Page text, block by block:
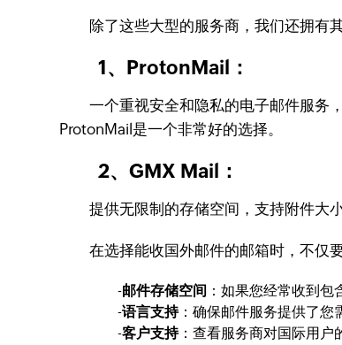
除了这些大型的服务商，我们还拥有其
1、ProtonMail：
一个重视安全和隐私的电子邮件服务，
ProtonMail是一个非常好的选择。
2、GMX Mail：
提供无限制的存储空间，支持附件大小
在选择能收国外邮件的邮箱时，不仅要
-邮件存储空间 ：如果您经常收到
-语言支持：确保邮件服务提供了您
-客户支持：查看服务商对国际用户